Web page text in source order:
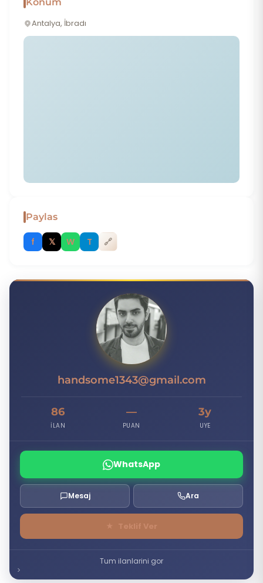
Antalya, İbradı
Paylas
f 𝕏 W T 🔗
H
handsome1343@gmail.com
86
İLAN
—
PUAN
3y
UYE
WhatsApp
Mesaj Ara
Tum ilanlarini gor